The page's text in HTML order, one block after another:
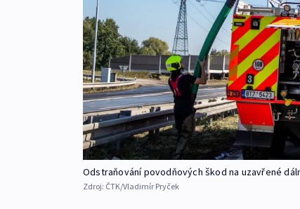
Odstraňování povodňových škod na uzavřené
Zdroj: ČTK/Vladimír Pryček